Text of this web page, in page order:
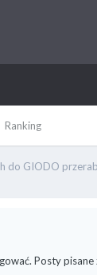
Ranking
do GIODO
Posty